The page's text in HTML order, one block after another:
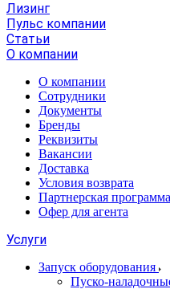
Лизинг
Пульс компании
Статьи
О компании
О компании
Сотрудники
Документы
Бренды
Реквизиты
Вакансии
Доставка
Условия возврата
Партнерская программа
Офер для агента
Услуги
Запуск оборудования
Пуско-